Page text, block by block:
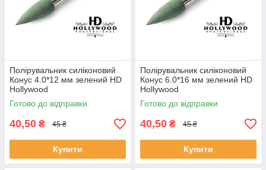
Полірувальник силіконовий
Конус 4.0*12 мм зелений HD
Hollywood
Готово до відправки
40,50 ₴ 45 ₴
Купити
Полірувальник силіконовий
Конус 6.0*16 мм зелений HD
Hollywood
Готово до відправки
40,50 ₴ 45 ₴
Купити